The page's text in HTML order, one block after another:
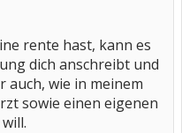
rente hast, kann es
dich anschreibt und
auch, wie in meinem
sowie einen eigenen